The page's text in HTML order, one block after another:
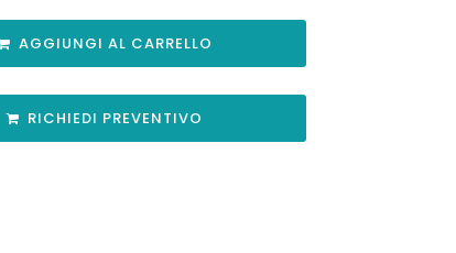
AGGIUNGI AL CARRELLO
RICHIEDI PREVENTIVO